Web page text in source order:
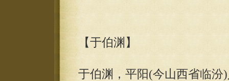
【于伯渊】
于伯渊，平阳(今山西省临